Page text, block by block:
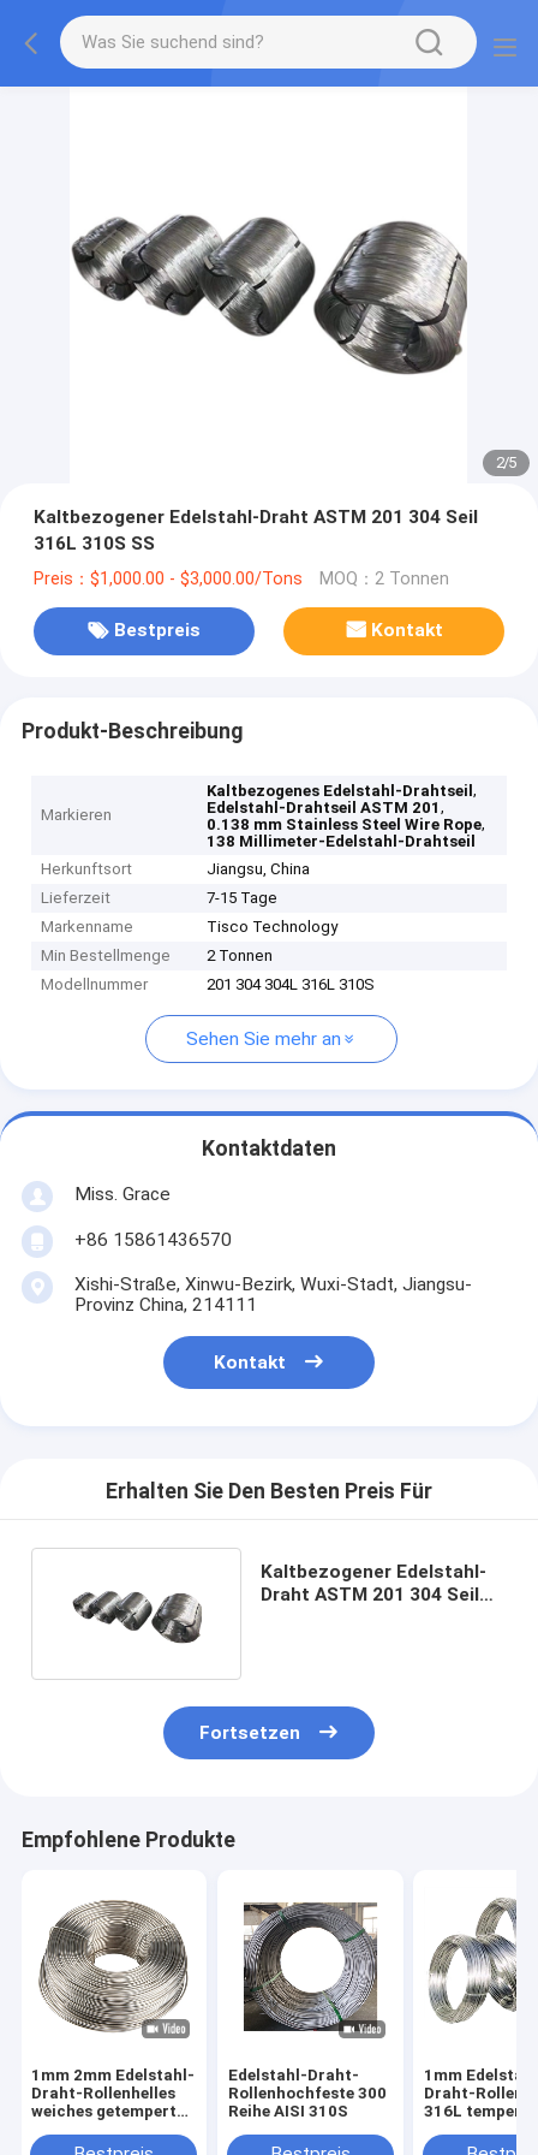
2/5
Kaltbezogener Edelstahl-Draht ASTM 201 304 Seil
316L 310S SS
Preis：$1,000.00 - $3,000.00/Tons MOQ：2 Tonnen
Bestpreis Kontakt
Produkt-Beschreibung
Markieren
Kaltbezogenes Edelstahl-Drahtseil,
Edelstahl-Drahtseil ASTM 201,
0.138 mm Stainless Steel Wire Rope,
138 Millimeter-Edelstahl-Drahtseil
Herkunftsort
Jiangsu, China
Lieferzeit
7-15 Tage
Markenname
Tisco Technology
Min Bestellmenge
2 Tonnen
Modellnummer
201 304 304L 316L 310S
Sehen Sie mehr an
Kontaktdaten
Miss. Grace
+86 15861436570
Xishi-Straße, Xinwu-Bezirk, Wuxi-Stadt, Jiangsu-
Provinz China, 214111
Kontakt
Erhalten Sie Den Besten Preis Für
Kaltbezogener Edelstahl-
Draht ASTM 201 304 Seil
Fortsetzen
Empfohlene Produkte
1mm 2mm Edelstahl-
Draht-Rollenhelles
weiches getempertes
Edelstahl-Draht-
Rollenhochfeste 300
Reihe AISI 310S
1mm
Draht-
316L temperte